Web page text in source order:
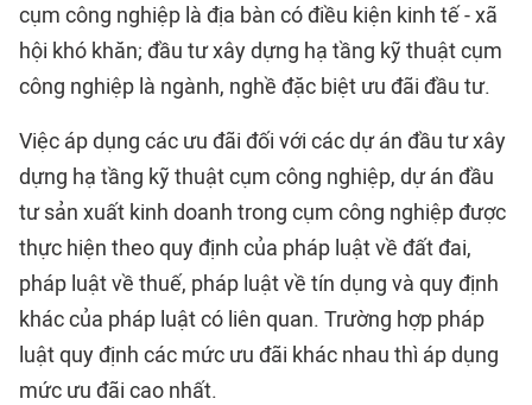
cụm công nghiệp là địa bàn có điều kiện kinh tế - xã
hội khó khăn; đầu tư xây dựng hạ tầng kỹ thuật cụm
công nghiệp là ngành, nghề đặc biệt ưu đãi đầu tư.
Việc áp dụng các ưu đãi đối với các dự án đầu tư xây
dựng hạ tầng kỹ thuật cụm công nghiệp, dự án đầu
tư sản xuất kinh doanh trong cụm công nghiệp được
thực hiện theo quy định của pháp luật về đất đai,
pháp luật về thuế, pháp luật về tín dụng và quy định
khác của pháp luật có liên quan. Trường hợp pháp
luật quy định các mức ưu đãi khác nhau thì áp dụng
mức ưu đãi cao nhất.